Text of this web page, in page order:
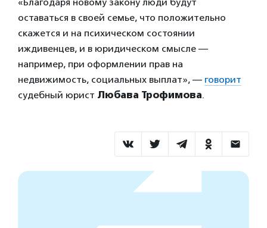
оставаться в своей семье, что положительно
скажется и на психическом состоянии
иждивенцев, и в юридическом смысле —
например, при оформлении прав на
недвижимость, социальных выплат», — говорит
судебный юрист Любава Трофимова.